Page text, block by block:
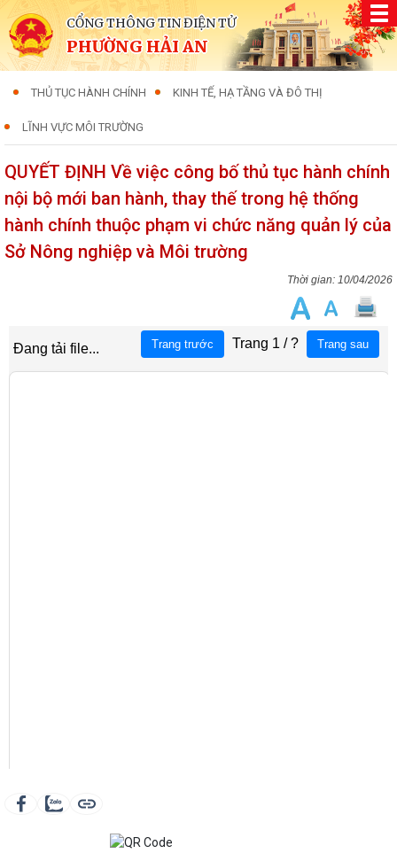
CỔNG THÔNG TIN ĐIỆN TỬ
PHƯỜNG HẢI AN
THỦ TỤC HÀNH CHÍNH KINH TẾ, HẠ TẦNG VÀ ĐÔ THỊ
LĨNH VỰC MÔI TRƯỜNG
QUYẾT ĐỊNH Về việc công bố thủ tục hành chính
nội bộ mới ban hành, thay thế trong hệ thống
hành chính thuộc phạm vi chức năng quản lý của
Sở Nông nghiệp và Môi trường
10/04/2026